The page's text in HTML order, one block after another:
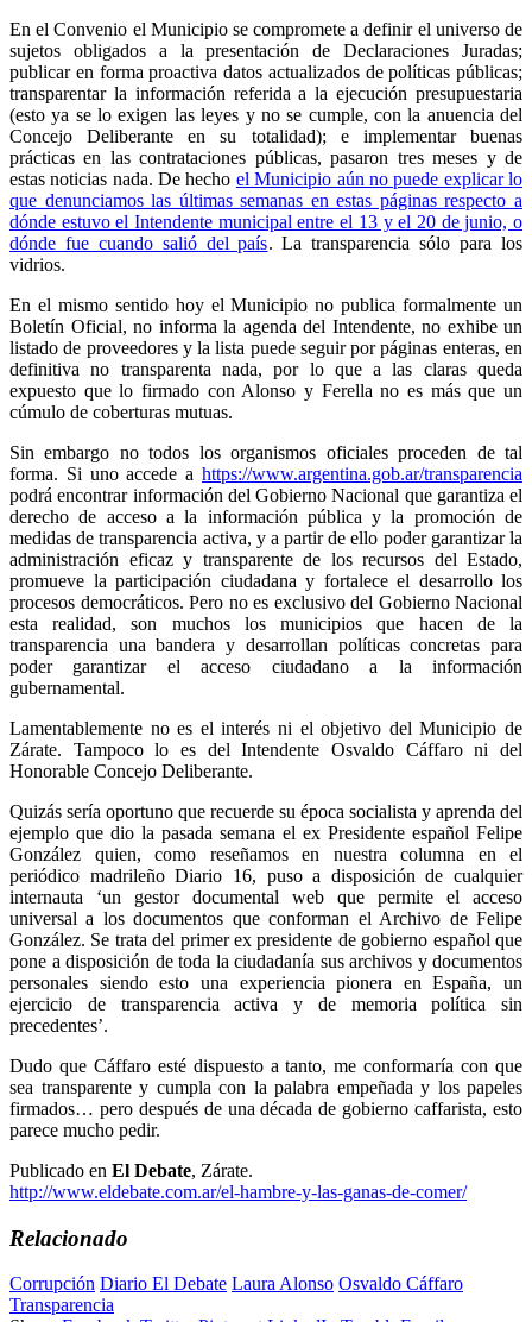
En el Convenio el Municipio se compromete a definir el universo de
sujetos obligados a la presentación de Declaraciones Juradas;
publicar en forma proactiva datos actualizados de políticas públicas;
transparentar la información referida a la ejecución presupuestaria
(esto ya se lo exigen las leyes y no se cumple, con la anuencia del
Concejo Deliberante en su totalidad); e implementar buenas
prácticas en las contrataciones públicas, pasaron tres meses y de
estas noticias nada. De hecho el Municipio aún no puede explicar lo
que denunciamos las últimas semanas en estas páginas respecto a
dónde estuvo el Intendente municipal entre el 13 y el 20 de junio, o
dónde fue cuando salió del país. La transparencia sólo para los
vidrios.
En el mismo sentido hoy el Municipio no publica formalmente un
Boletín Oficial, no informa la agenda del Intendente, no exhibe un
listado de proveedores y la lista puede seguir por páginas enteras, en
definitiva no transparenta nada, por lo que a las claras queda
expuesto que lo firmado con Alonso y Ferella no es más que un
cúmulo de coberturas mutuas.
Sin embargo no todos los organismos oficiales proceden de tal
forma. Si uno accede a https://www.argentina.gob.ar/transparencia
podrá encontrar información del Gobierno Nacional que garantiza el
derecho de acceso a la información pública y la promoción de
medidas de transparencia activa, y a partir de ello poder garantizar la
administración eficaz y transparente de los recursos del Estado,
promueve la participación ciudadana y fortalece el desarrollo los
procesos democráticos. Pero no es exclusivo del Gobierno Nacional
esta realidad, son muchos los municipios que hacen de la
transparencia una bandera y desarrollan políticas concretas para
poder garantizar el acceso ciudadano a la información
gubernamental.
Lamentablemente no es el interés ni el objetivo del Municipio de
Zárate. Tampoco lo es del Intendente Osvaldo Cáffaro ni del
Honorable Concejo Deliberante.
Quizás sería oportuno que recuerde su época socialista y aprenda del
ejemplo que dio la pasada semana el ex Presidente español Felipe
González quien, como reseñamos en nuestra columna en el
periódico madrileño Diario 16, puso a disposición de cualquier
internauta ‘un gestor documental web que permite el acceso
universal a los documentos que conforman el Archivo de Felipe
González. Se trata del primer ex presidente de gobierno español que
pone a disposición de toda la ciudadanía sus archivos y documentos
personales siendo esto una experiencia pionera en España, un
ejercicio de transparencia activa y de memoria política sin
precedentes’.
Dudo que Cáffaro esté dispuesto a tanto, me conformaría con que
sea transparente y cumpla con la palabra empeñada y los papeles
firmados… pero después de una década de gobierno caffarista, esto
parece mucho pedir.
Publicado en El Debate, Zárate.
http://www.eldebate.com.ar/el-hambre-y-las-ganas-de-comer/
Relacionado
Corrupción Diario El Debate Laura Alonso Osvaldo Cáffaro
Transparencia